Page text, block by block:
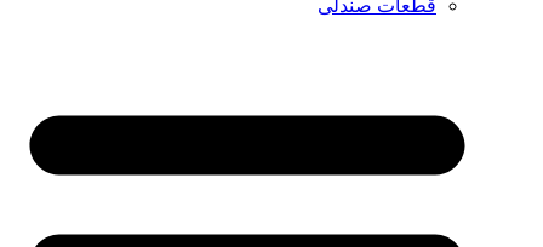
قطعات صندلی